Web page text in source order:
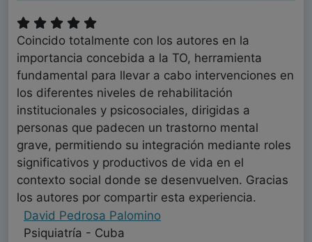
Coincido totalmente con los autores en la
importancia concebida a la TO, herramienta
fundamental para llevar a cabo intervenciones en
los diferentes niveles de rehabilitación
institucionales y psicosociales, dirigidas a
personas que padecen un trastorno mental
grave, permitiendo su integración mediante roles
significativos y productivos de vida en el
contexto social donde se desenvuelven. Gracias
los autores por compartir esta experiencia.
David Pedrosa Palomino
Psiquiatría - Cuba